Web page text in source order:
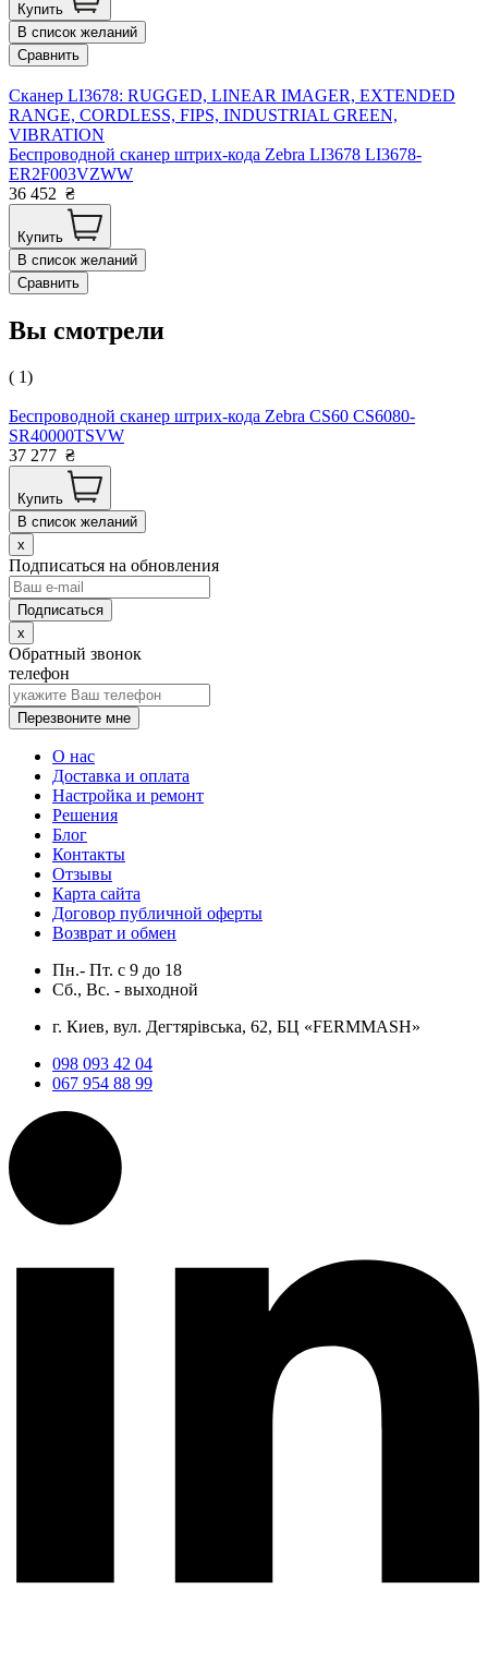
Купить
В список желаний
Сравнить
Сканер LI3678: RUGGED, LINEAR IMAGER, EXTENDED
RANGE, CORDLESS, FIPS, INDUSTRIAL GREEN,
VIBRATION
Беспроводной сканер штрих-кода Zebra LI3678 LI3678-
ER2F003VZWW
36 452 ₴
Купить
В список желаний
Сравнить
Вы смотрели
( 1)
Беспроводной сканер штрих-кода Zebra CS60 CS6080-
SR40000TSVW
37 277 ₴
Купить
В список желаний
x
Подписаться на обновления
x
Обратный звонок
телефон
Перезвоните мне
О нас
Доставка и оплата
Настройка и ремонт
Решения
Блог
Контакты
Отзывы
Карта сайта
Договор публичной оферты
Возврат и обмен
Пн.- Пт. с 9 до 18
Сб., Вс. - выходной
г. Киев, вул. Дегтярівська, 62, БЦ «FERMMASH»
098 093 42 04
067 954 88 99